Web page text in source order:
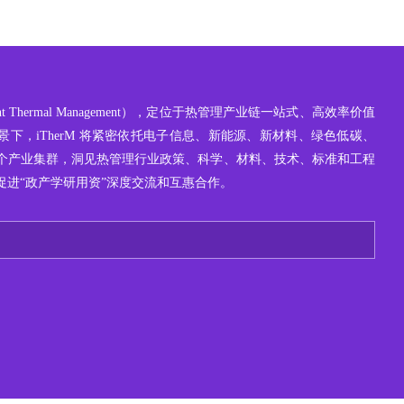
Thermal Management），定位于热管理产业链一站式、高效率价值
下，iTherM 将紧密依托电子信息、新能源、新材料、绿色低碳、
产业集群，洞见热管理行业政策、科学、材料、技术、标准和工程
“政产学研用资”深度交流和互惠合作。